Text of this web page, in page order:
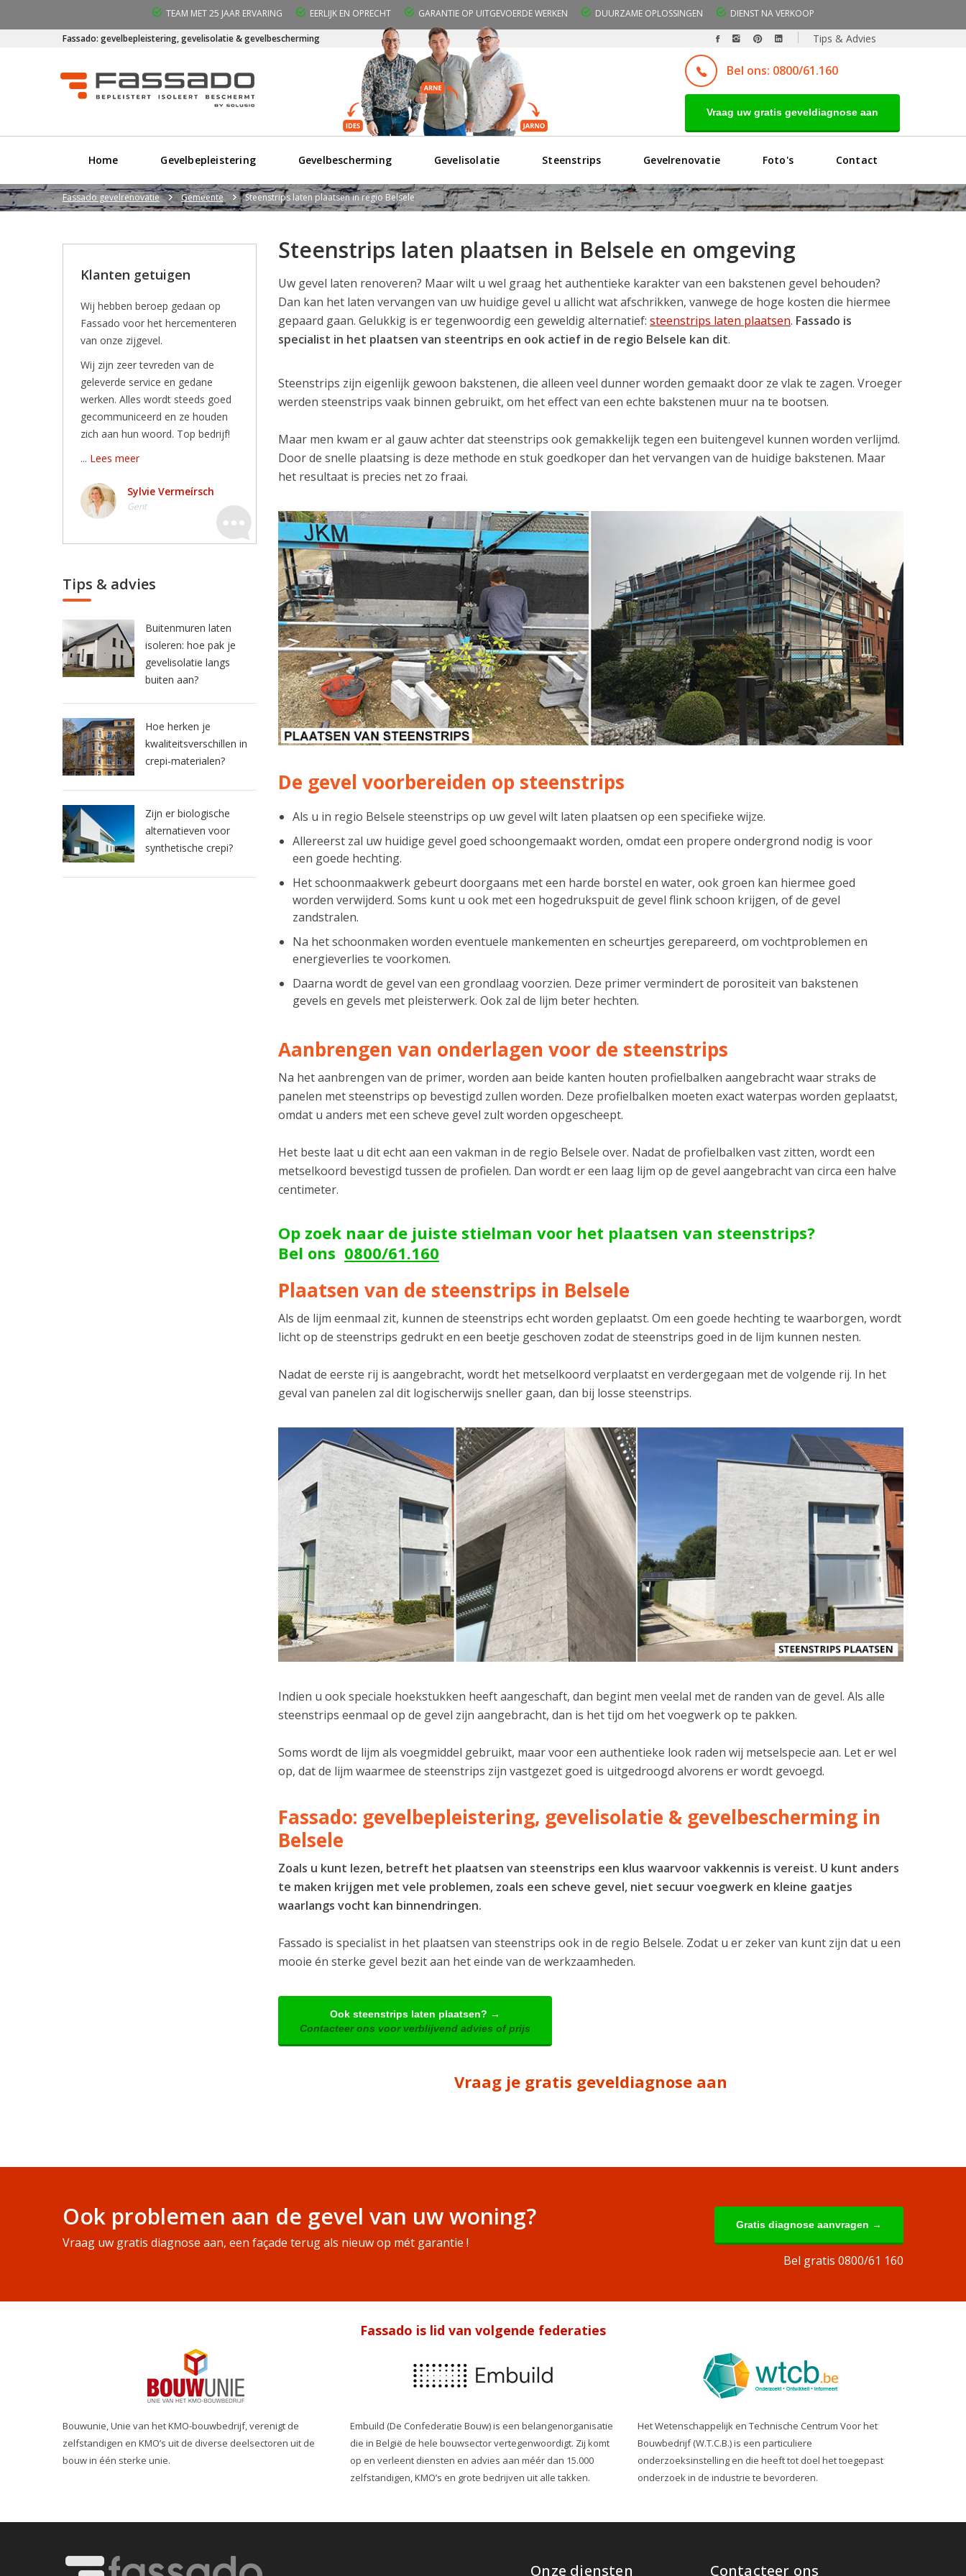
TEAM MET 25 JAAR ERVARING EERLIJK EN OPRECHT GARANTIE OP UITGEVOERDE WERKEN DUURZAME OPLOSSINGEN DIENST NA VERKOOP
Fassado: gevelbepleistering, gevelisolatie & gevelbescherming Tips & Advies
Bel ons: 0800/61.160
Vraag uw gratis geveldiagnose aan
Home Gevelbepleistering Gevelbescherming Gevelisolatie Steenstrips Gevelrenovatie Foto's Contact
Fassado gevelrenovatie Gemeente Steenstrips laten plaatsen in regio Belsele
Steenstrips laten plaatsen in Belsele en omgeving
Uw gevel laten renoveren? Maar wilt u wel graag het authentieke karakter van een bakstenen gevel behouden?
Dan kan het laten vervangen van uw huidige gevel u allicht wat afschrikken, vanwege de hoge kosten die hiermee
gepaard gaan. Gelukkig is er tegenwoordig een geweldig alternatief: steenstrips laten plaatsen. Fassado is
specialist in het plaatsen van steentrips en ook actief in de regio Belsele kan dit.
Steenstrips zijn eigenlijk gewoon bakstenen, die alleen veel dunner worden gemaakt door ze vlak te zagen. Vroeger
werden steenstrips vaak binnen gebruikt, om het effect van een echte bakstenen muur na te bootsen.
Maar men kwam er al gauw achter dat steenstrips ook gemakkelijk tegen een buitengevel kunnen worden verlijmd.
Door de snelle plaatsing is deze methode en stuk goedkoper dan het vervangen van de huidige bakstenen. Maar
het resultaat is precies net zo fraai.
De gevel voorbereiden op steenstrips
Als u in regio Belsele steenstrips op uw gevel wilt laten plaatsen op een specifieke wijze.
Allereerst zal uw huidige gevel goed schoongemaakt worden, omdat een propere ondergrond nodig is voor
een goede hechting.
Het schoonmaakwerk gebeurt doorgaans met een harde borstel en water, ook groen kan hiermee goed
worden verwijderd. Soms kunt u ook met een hogedrukspuit de gevel flink schoon krijgen, of de gevel
zandstralen.
Na het schoonmaken worden eventuele mankementen en scheurtjes gerepareerd, om vochtproblemen en
energieverlies te voorkomen.
Daarna wordt de gevel van een grondlaag voorzien. Deze primer vermindert de porositeit van bakstenen
gevels en gevels met pleisterwerk. Ook zal de lijm beter hechten.
Aanbrengen van onderlagen voor de steenstrips
Na het aanbrengen van de primer, worden aan beide kanten houten profielbalken aangebracht waar straks de
panelen met steenstrips op bevestigd zullen worden. Deze profielbalken moeten exact waterpas worden geplaatst,
omdat u anders met een scheve gevel zult worden opgescheept.
Het beste laat u dit echt aan een vakman in de regio Belsele over. Nadat de profielbalken vast zitten, wordt een
metselkoord bevestigd tussen de profielen. Dan wordt er een laag lijm op de gevel aangebracht van circa een halve
centimeter.
Op zoek naar de juiste stielman voor het plaatsen van steenstrips?
Bel ons 0800/61.160
Plaatsen van de steenstrips in Belsele
Als de lijm eenmaal zit, kunnen de steenstrips echt worden geplaatst. Om een goede hechting te waarborgen, wordt
licht op de steenstrips gedrukt en een beetje geschoven zodat de steenstrips goed in de lijm kunnen nesten.
Nadat de eerste rij is aangebracht, wordt het metselkoord verplaatst en verdergegaan met de volgende rij. In het
geval van panelen zal dit logischerwijs sneller gaan, dan bij losse steenstrips.
Indien u ook speciale hoekstukken heeft aangeschaft, dan begint men veelal met de randen van de gevel. Als alle
steenstrips eenmaal op de gevel zijn aangebracht, dan is het tijd om het voegwerk op te pakken.
Soms wordt de lijm als voegmiddel gebruikt, maar voor een authentieke look raden wij metselspecie aan. Let er wel
op, dat de lijm waarmee de steenstrips zijn vastgezet goed is uitgedroogd alvorens er wordt gevoegd.
Fassado: gevelbepleistering, gevelisolatie & gevelbescherming in
Belsele
Zoals u kunt lezen, betreft het plaatsen van steenstrips een klus waarvoor vakkennis is vereist. U kunt anders
te maken krijgen met vele problemen, zoals een scheve gevel, niet secuur voegwerk en kleine gaatjes
waarlangs vocht kan binnendringen.
Fassado is specialist in het plaatsen van steenstrips ook in de regio Belsele. Zodat u er zeker van kunt zijn dat u een
mooie én sterke gevel bezit aan het einde van de werkzaamheden.
Ook steenstrips laten plaatsen? →
Contacteer ons voor verblijvend advies of prijs
Vraag je gratis geveldiagnose aan
Klanten getuigen
Wij hebben beroep gedaan op
Fassado voor het hercementeren
van onze zijgevel.
Wij zijn zeer tevreden van de
geleverde service en gedane
werken. Alles wordt steeds goed
gecommuniceerd en ze houden
zich aan hun woord. Top bedrijf!
... Lees meer
Sylvie Vermeírsch
Gent
Tips & advies
Buitenmuren laten
isoleren: hoe pak je
gevelisolatie langs
buiten aan?
Hoe herken je
kwaliteitsverschillen in
crepi-materialen?
Zijn er biologische
alternatieven voor
synthetische crepi?
Ook problemen aan de gevel van uw woning?
Vraag uw gratis diagnose aan, een façade terug als nieuw op mét garantie !
Gratis diagnose aanvragen →
Bel gratis 0800/61 160
Fassado is lid van volgende federaties
Bouwunie, Unie van het KMO-bouwbedrijf, verenigt de
zelfstandigen en KMO’s uit de diverse deelsectoren uit de
bouw in één sterke unie.
Embuild (De Confederatie Bouw) is een belangenorganisatie
die in België de hele bouwsector vertegenwoordigt. Zij komt
op en verleent diensten en advies aan méér dan 15.000
zelfstandigen, KMO’s en grote bedrijven uit alle takken.
Het Wetenschappelijk en Technische Centrum Voor het
Bouwbedrijf (W.T.C.B.) is een particuliere
onderzoeksinstelling en die heeft tot doel het toegepast
onderzoek in de industrie te bevorderen.
Onze diensten Contacteer ons